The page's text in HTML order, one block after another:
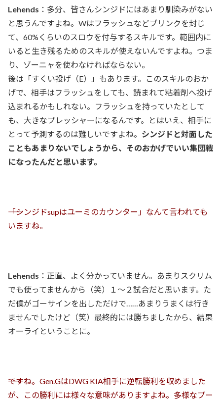
Lehends ：多分、皆さんシンジドにはあまり馴染みがない
と思うんですよね。Wはフラッシュなどブリンクを封じ
て、60%くらいのスロウを付与するスキルです。範囲内に
いると生き残るためのスキルが使えないんですよね。つま
り、ゾーニャを使わなければならない。
後は「すくい投げ（E）」もあります。このスキルのおか
げで、相手はフラッシュをしても、読まれて粘着剤へ投げ
込まれるかもしれない。フラッシュを持っていたとして
も、大きなプレッシャーになるんです。とはいえ、相手に
とって予測するのは難しいですよね。 シンジドと対面した
こともあまりないでしょうから、そのおかげでいい集団戦
になったんだと思います。
――「シンジドsupはユーミのカウンター」なんて言われても
いますね。
Lehends ：正直、よく分かっていません。あまりスクリム
でも使ってませんから（笑）１～２試合だと思います。た
だ僕がゴーサインを出しただけで……あまりうまくは行き
ませんでしたけど（笑）最終的には勝ちましたから、結果
オーライということに。
――ですね。Gen.GはDWG KIA相手に逆転勝利を収めました
が、この勝利には様々な意味がありますよね。多様なプー